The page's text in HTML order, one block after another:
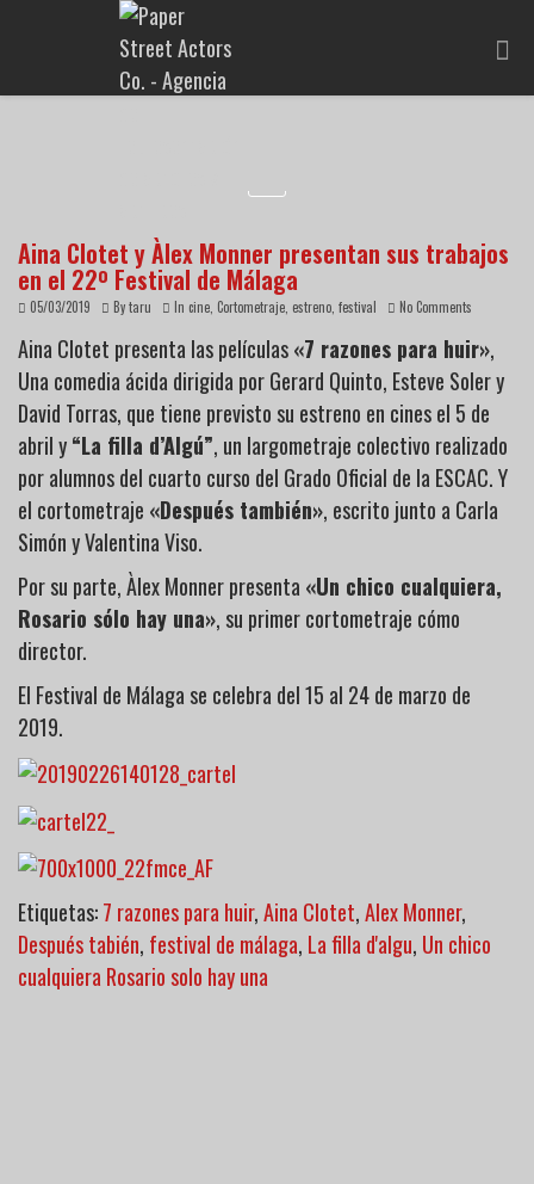
Aina Clotet y Àlex Monner presentan sus trabajos
en el 22º Festival de Málaga
05/03/2019 Bytaru In cine Cortometraje estreno festival No Comments
Aina Clotet presenta las películas«7 razones para huir»,
Una comedia ácida dirigida por Gerard Quinto, Esteve Soler y
David Torras, que tiene previsto su estreno en cines el 5 de
abril y“La filla d’Algú”, un largometraje colectivo realizado
por alumnos del cuarto curso del Grado Oficial de la ESCAC. Y
el cortometraje «Después también», escrito junto a Carla
Simón y Valentina Viso.
Por su parte, Àlex Monner presenta «Un chico cualquiera,
Rosario sólo hay una», su primer cortometraje cómo
director.
El Festival de Málaga se celebra del 15 al 24 de marzo de
2019.
Etiquetas:7 razones para huir,Aina Clotet,Alex Monner,
Después tabién, festival de málaga, La filla d'algu, Un chico
cualquiera Rosario solo hay una